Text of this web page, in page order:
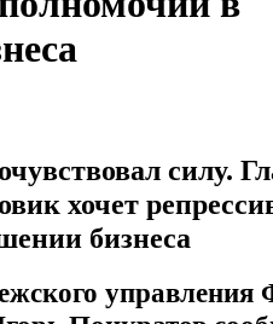
силу.
хочет
бизнеса
управления